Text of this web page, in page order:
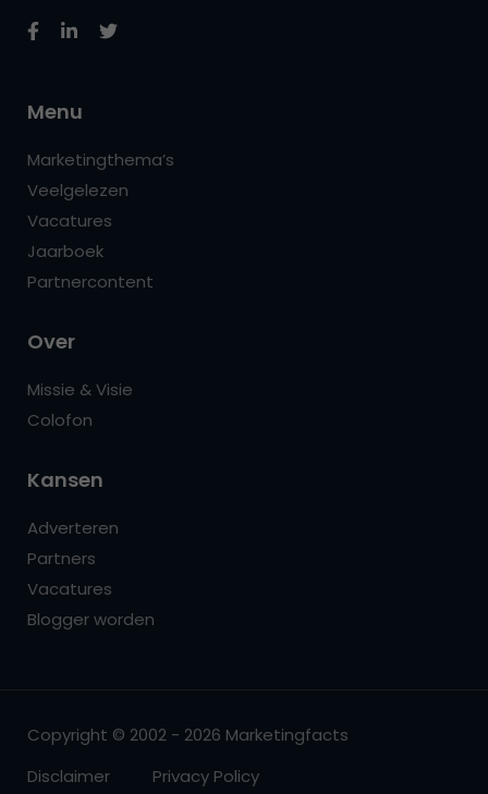
Menu
Marketingthema’s
Veelgelezen
Vacatures
Jaarboek
Partnercontent
Over
Missie & Visie
Colofon
Kansen
Adverteren
Partners
Vacatures
Blogger worden
Copyright © 2002 - 2026 Marketingfacts
Disclaimer
Privacy Policy